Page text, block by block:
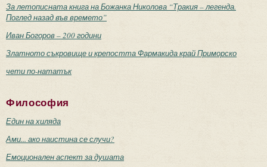
За летописната книга на Божанка Николова “Тракия – легенда.
Поглед назад във времето”
Иван Богоров – 200 години
Златното съкровище и крепостта Фармакида край Приморско
чети по-нататък
Философия
Един на хиляда
Ами... ако наистина се случи?
Емоционален аспект за душата